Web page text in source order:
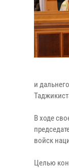
и
В ходе
войск
Целью